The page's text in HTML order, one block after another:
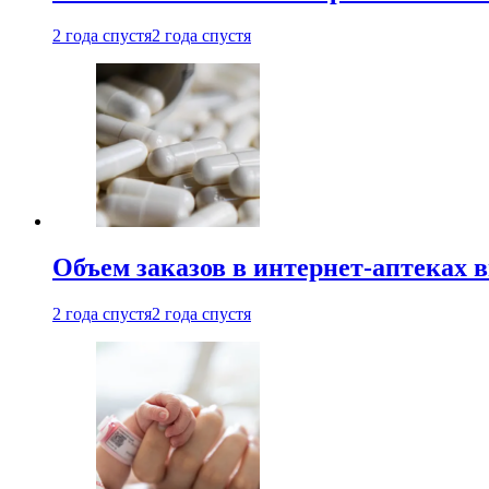
2 года спустя2 года спустя
Объем заказов в интернет-аптеках
2 года спустя2 года спустя